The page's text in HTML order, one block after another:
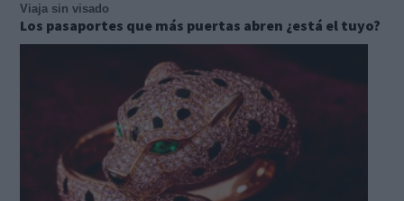
Viaja sin visado
Los pasaportes que más puertas abren ¿está el tuyo?